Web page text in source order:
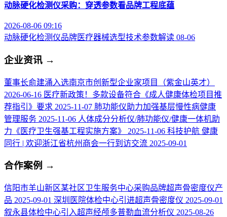
动脉硬化检测仪采购：穿透参数看品牌工程底蕴
2026-08-06 09:16
动脉硬化检测仪品牌医疗器械选型技术参数解读 08-06
企业资讯 →
董事长俞建涌入选南京市创新型企业家项目（紫金山英才）
2026-06-16 医疗新政策！多款设备符合《成人健康体检项目推
荐指引》要求 2025-11-07 肺功能仪助力加强基层慢性病健康
管理服务 2025-11-06 人体成分分析仪/肺功能仪/健康一体机助
力《医疗卫生强基工程实施方案》
2025-11-06 科技护航 健康
同行 | 欢迎浙江省杭州商会一行到访交流 2025-09-01
合作案例 →
信阳市羊山新区某社区卫生服务中心采购品牌超声骨密度仪产
品 2025-09-01 深圳医院体检中心引进超声骨密度仪 2025-09-01
叙永县体检中心引入超声经颅多普勒血流分析仪 2025-08-26